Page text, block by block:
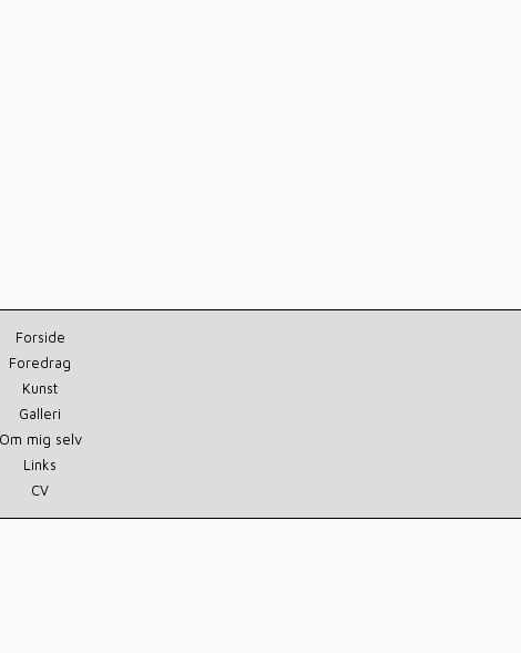
Forside
Foredrag
Kunst
Galleri
Om mig selv
Links
CV